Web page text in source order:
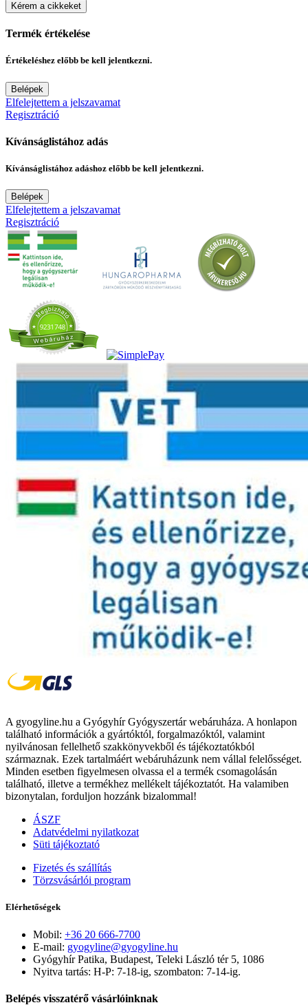
Kérem a cikkeket
Termék értékelése
Értékeléshez előbb be kell jelentkezni.
Belépek
Elfelejtettem a jelszavamat
Regisztráció
Kívánságlistához adás
Kívánságlistához adáshoz előbb be kell jelentkezni.
Belépek
Elfelejtettem a jelszavamat
Regisztráció
A gyogyline.hu a Gyógyhír Gyógyszertár webáruháza. A honlapon
található információk a gyártóktól, forgalmazóktól, valamint
nyilvánosan fellelhető szakkönyvekből és tájékoztatókból
származnak. Ezek tartalmáért webáruházunk nem vállal felelősséget.
Minden esetben figyelmesen olvassa el a termék csomagolásán
található, illetve a termékhez mellékelt tájékoztatót. Ha valamiben
bizonytalan, forduljon hozzánk bizalommal!
ÁSZF
Adatvédelmi nyilatkozat
Süti tájékoztató
Fizetés és szállítás
Törzsvásárlói program
Elérhetőségek
Mobil: +36 20 666-7700
E-mail: gyogyline@gyogyline.hu
Gyógyhír Patika, Budapest, Teleki László tér 5, 1086
Nyitva tartás: H-P: 7-18-ig, szombaton: 7-14-ig.
Belépés visszatérő vásárlóinknak